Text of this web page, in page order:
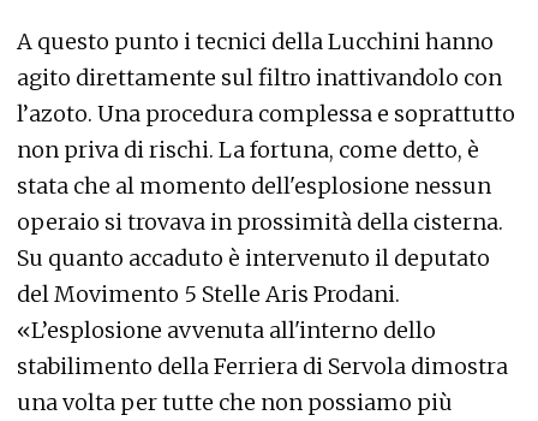
A questo punto i tecnici della Lucchini hanno
agito direttamente sul filtro inattivandolo con
l’azoto. Una procedura complessa e soprattutto
non priva di rischi. La fortuna, come detto, è
stata che al momento dell'esplosione nessun
operaio si trovava in prossimità della cisterna.
Su quanto accaduto è intervenuto il deputato
del Movimento 5 Stelle Aris Prodani.
«L’esplosione avvenuta all'interno dello
stabilimento della Ferriera di Servola dimostra
una volta per tutte che non possiamo più